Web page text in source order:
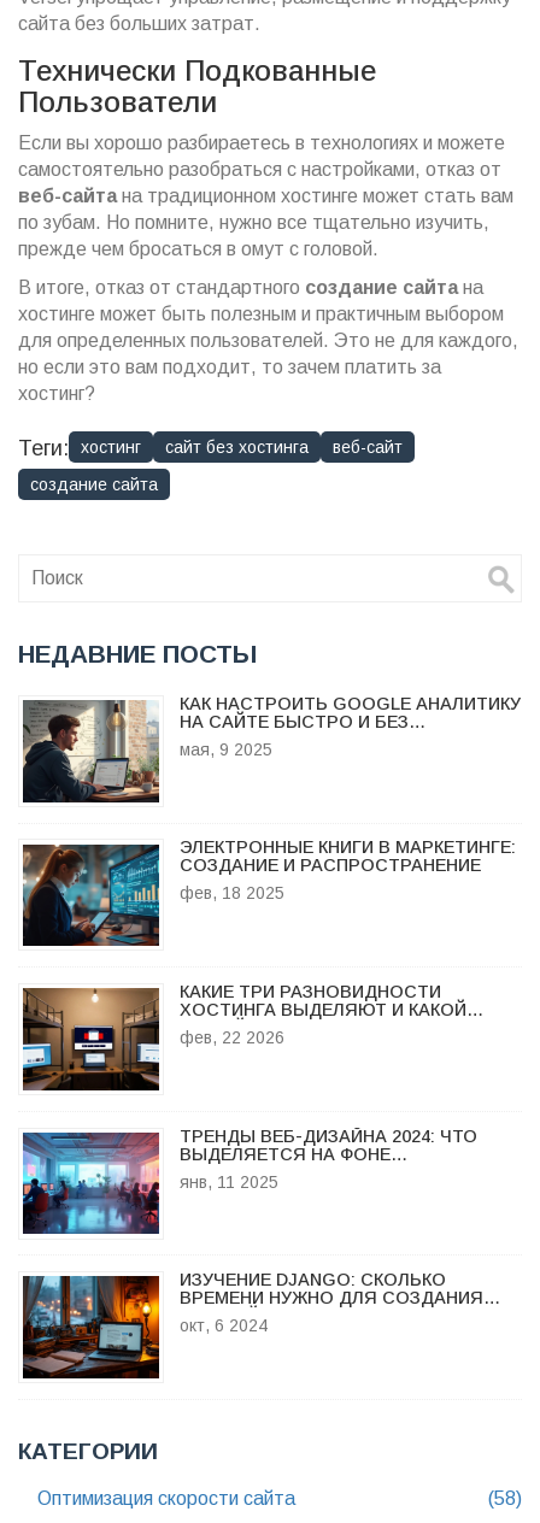
сайта без больших затрат.
Технически Подкованные
Пользователи
Если вы хорошо разбираетесь в технологиях и можете
самостоятельно разобраться с настройками, отказ от
веб-сайтана традиционном хостинге может стать вам
по зубам. Но помните, нужно все тщательно изучить,
прежде чем бросаться в омут с головой.
В итоге, отказ от стандартного создание сайтана
хостинге может быть полезным и практичным выбором
для определенных пользователей. Это не для каждого,
но если это вам подходит, то зачем платить за
хостинг?
Теги: хостинг сайт без хостинга
веб-сайт
создание сайта
НЕДАВНИЕ ПОСТЫ
КАК НАСТРОИТЬ GOOGLE АНАЛИТИКУ
НА САЙТЕ БЫСТРО И БЕЗ
ЗАМОРОЧЕК
мая, 9 2025
ЭЛЕКТРОННЫЕ КНИГИ В МАРКЕТИНГЕ:
СОЗДАНИЕ И РАСПРОСТРАНЕНИЕ
фев, 18 2025
КАКИЕ ТРИ РАЗНОВИДНОСТИ
ХОСТИНГА ВЫДЕЛЯЮТ И КАКОЙ
ПОДОЙДЕТ ИМЕННО ВАМ
фев, 22 2026
ТРЕНДЫ ВЕБ-ДИЗАЙНА 2024: ЧТО
ВЫДЕЛЯЕТСЯ НА ФОНЕ
СОВРЕМЕННОСТИ
янв, 11 2025
ИЗУЧЕНИЕ DJANGO: СКОЛЬКО
ВРЕМЕНИ НУЖНО ДЛЯ СОЗДАНИЯ
ВЕБ-САЙТА?
окт, 6 2024
КАТЕГОРИИ
Оптимизация скорости сайта (58)